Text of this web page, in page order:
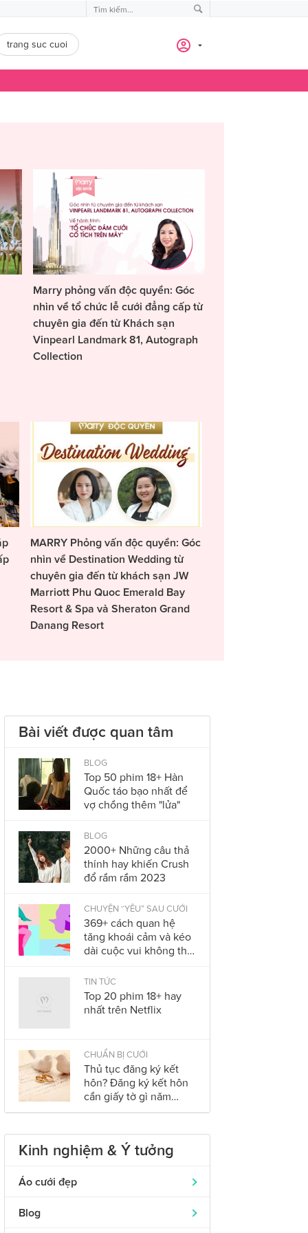
trang suc cuoi
Marry phỏng vấn độc quyền: Góc
nhìn về tổ chức lễ cưới đẳng cấp từ
chuyên gia đến từ Khách sạn
Vinpearl Landmark 81, Autograph
Collection
MARRY Phỏng vấn độc quyền: Góc
nhìn về Destination Wedding từ
chuyên gia đến từ khách sạn JW
Marriott Phu Quoc Emerald Bay
Resort & Spa và Sheraton Grand
Danang Resort
Bài viết được quan tâm
BLOG
Top 50 phim 18+ Hàn
Quốc táo bạo nhất để
vợ chồng thêm "lửa"
BLOG
2000+ Những câu thả
thính hay khiến Crush
đổ rầm rầm 2023
CHUYỆN “YÊU” SAU CƯỚI
369+ cách quan hệ
tăng khoái cảm và kéo
dài cuộc vui không thể
2023
TIN TỨC
Top 20 phim 18+ hay
nhất trên Netflix
CHUẨN BỊ CƯỚI
Thủ tục đăng ký kết
hôn? Đăng ký kết hôn
cần giấy tờ gì năm
2023?
Kinh nghiệm & Ý tưởng
Áo cưới đẹp
Áo dài cưới
319
Blog